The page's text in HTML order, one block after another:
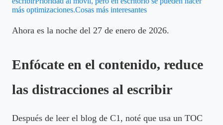
más optimizaciones.Cosas más interesantes
Ahora es la noche del 27 de enero de 2026.
Enfócate en el contenido, reduce
las distracciones al escribir
Después de leer el blog de C1, noté que usa un TOC